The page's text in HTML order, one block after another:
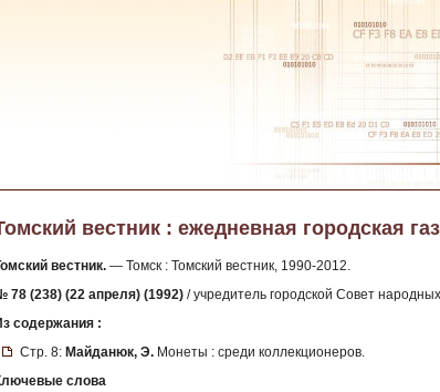
вестник : ежедневная городская
вестник. — Томск : Томский вестник, 1990-2012.
78 (238) (22 апреля) (1992) / учредитель городской Совет
содержания :
Стр. 8: Майданюк, Э. Монеты : среди коллекционеров.
слова